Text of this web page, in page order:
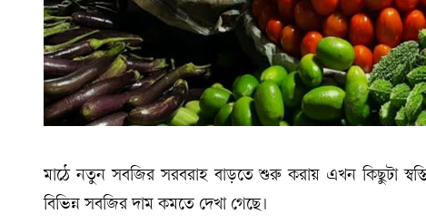
মাঠে নতুন সবজির সরবরাহ বাড়তে শুরু করায় এখন কিছুটা স্বস্তি
বিভিন্ন সবজির দাম কমতে দেখা গেছে।